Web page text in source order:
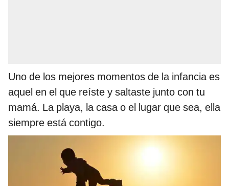
Uno de los mejores momentos de la infancia es
aquel en el que reíste y saltaste junto con tu
mamá. La playa, la casa o el lugar que sea, ella
siempre está contigo.